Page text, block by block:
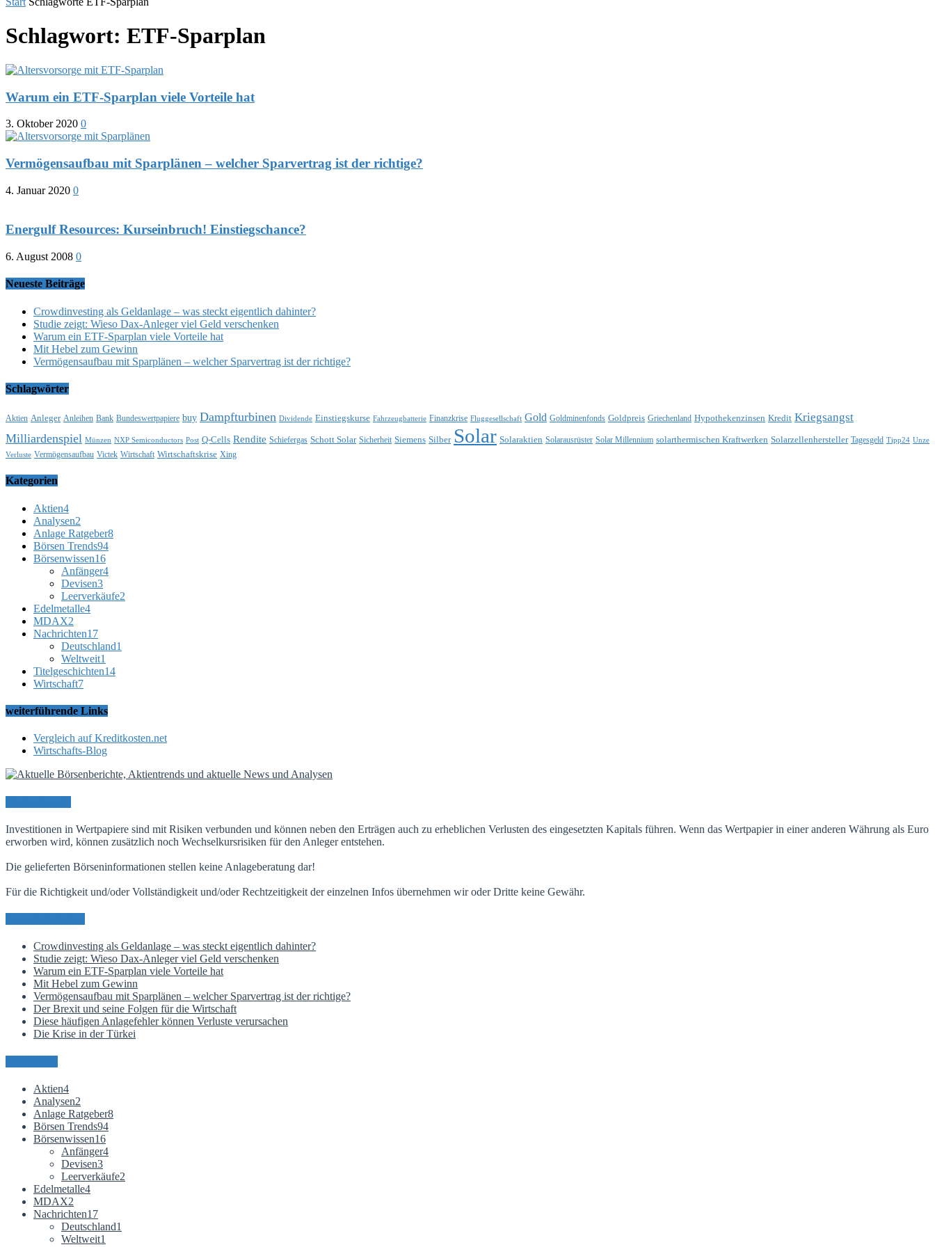
Schlagwort: ETF-Sparplan
Warum ein ETF-Sparplan viele Vorteile hat
3. Oktober 2020 0
Vermögensaufbau mit Sparplänen – welcher Sparvertrag ist der richtige?
4. Januar 2020 0
Energulf Resources: Kurseinbruch! Einstiegschance?
6. August 2008 0
Neueste Beiträge
Crowdinvesting als Geldanlage – was steckt eigentlich dahinter?
Studie zeigt: Wieso Dax-Anleger viel Geld verschenken
Warum ein ETF-Sparplan viele Vorteile hat
Mit Hebel zum Gewinn
Vermögensaufbau mit Sparplänen – welcher Sparvertrag ist der richtige?
Schlagwörter
Aktien Anleger Anleihen Bank Bundeswertpapiere buy Dampfturbinen Dividende Einstiegskurse Fahrzeugbatterie Finanzkrise Fluggesellschaft Gold Goldminenfonds Goldpreis Griechenland Hypothekenzinsen Kredit Kriegsangst
Milliardenspiel Münzen NXP Semiconductors Post Q-Cells Rendite Schiefergas Schott Solar Sicherheit Siemens Silber Solar Solaraktien Solarausrüster Solar Millennium solarthermischen Kraftwerken Solarzellenhersteller Tagesgeld Tipp24 Unze
Verluste Vermögensaufbau Victek Wirtschaft Wirtschaftskrise Xing
Kategorien
Aktien4
Analysen2
Anlage Ratgeber8
Börsen Trends94
Börsenwissen16
Anfänger4
Devisen3
Leerverkäufe2
Edelmetalle4
MDAX2
Nachrichten17
Deutschland1
Weltweit1
Titelgeschichten14
Wirtschaft7
weiterführende Links
Vergleich auf Kreditkosten.net
Wirtschafts-Blog
Investitionen in Wertpapiere sind mit Risiken verbunden und können neben den Erträgen auch zu erheblichen Verlusten des eingesetzten Kapitals führen. Wenn das Wertpapier in einer anderen Währung als Euro
erworben wird, können zusätzlich noch Wechselkursrisiken für den Anleger entstehen.
Die gelieferten Börseninformationen stellen keine Anlageberatung dar!
Für die Richtigkeit und/oder Vollständigkeit und/oder Rechtzeitigkeit der einzelnen Infos übernehmen wir oder Dritte keine Gewähr.
Crowdinvesting als Geldanlage – was steckt eigentlich dahinter?
Studie zeigt: Wieso Dax-Anleger viel Geld verschenken
Warum ein ETF-Sparplan viele Vorteile hat
Mit Hebel zum Gewinn
Vermögensaufbau mit Sparplänen – welcher Sparvertrag ist der richtige?
Der Brexit und seine Folgen für die Wirtschaft
Diese häufigen Anlagefehler können Verluste verursachen
Die Krise in der Türkei
Aktien4
Analysen2
Anlage Ratgeber8
Börsen Trends94
Börsenwissen16
Anfänger4
Devisen3
Leerverkäufe2
Edelmetalle4
MDAX2
Nachrichten17
Deutschland1
Weltweit1